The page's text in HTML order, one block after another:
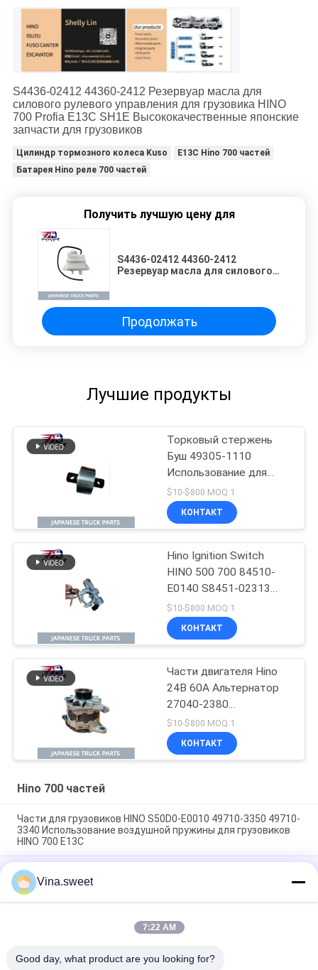
S4436-02412 44360-2412 Резервуар масла для
силового рулевого управления для грузовика HINO
700 Profia E13C SH1E Высококачественные японские
запчасти для грузовиков
Цилиндр тормозного колеса Kuso
E13C Hino 700 частей
Батарея Hino реле 700 частей
Получить лучшую цену для
S4436-02412 44360-2412
Резервуар масла для силового
SH1E Высококачественные
японские запчасти для
грузовиков
Продолжать
Лучшие продукты
Торковый стержень
Буш 49305-1110
Использование для
японских грузовиков
HINO 700 P11C Hino
Mixer Truck Parts
$10-$800 MOQ:1
КОНТАКТ
Hino Ignition Switch
HINO 500 700 84510-
E0140 S8451-02313
Использование для
японских грузовиков
Для деталей
$10-$800 MOQ:1
КОНТАКТ
Части двигателя Hino
24В 60А Альтернатор
27040-2380
02011720510
270402380
Использование для
$10-$800 MOQ:1
КОНТАКТ
Hino 700 частей
Части для грузовиков HINO S50D0-E0010 49710-3350 49710-
3340 Использование воздушной пружины для грузовиков
HINO 700 E13C
Части для грузовых автомобилей Hino Насос на рулевое
управление 44310-E0310 14714-99020 Использование Для
грузовых автомобилей HINO 700 ZS FS E13C
Запчасти для грузовиков HINO Бренд HNTC
Компрессорный насос S2910-E0C02 Использование для
Vina.sweet
7:22 AM
Good day, what product are you looking for?